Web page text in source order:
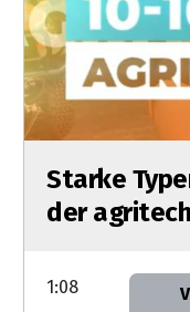
Starke
der
1:08